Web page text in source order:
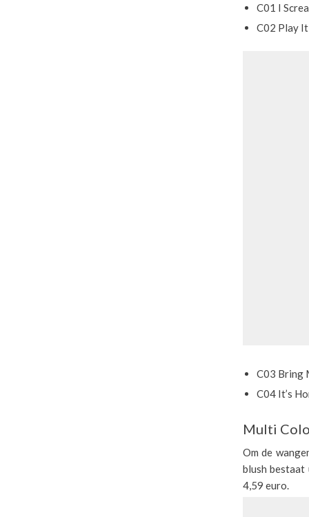
C01 I
C02 Play
C03 Bring
C04 It’s
Multi
Om de
blush bestaat
4,59 euro.